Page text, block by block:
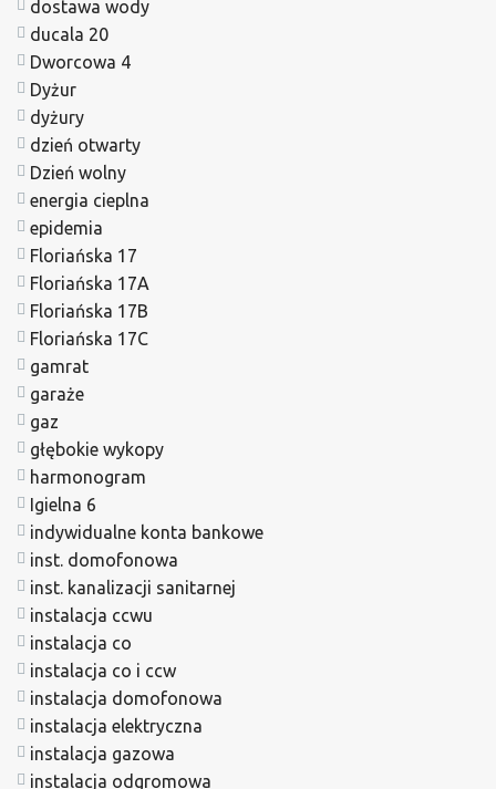
dostawa wody
ducala 20
Dworcowa 4
Dyżur
dyżury
dzień otwarty
Dzień wolny
energia cieplna
epidemia
Floriańska 17
Floriańska 17A
Floriańska 17B
Floriańska 17C
gamrat
garaże
gaz
głębokie wykopy
harmonogram
Igielna 6
indywidualne konta bankowe
inst. domofonowa
inst. kanalizacji sanitarnej
instalacja ccwu
instalacja co
instalacja co i ccw
instalacja domofonowa
instalacja elektryczna
instalacja gazowa
instalacja odgromowa